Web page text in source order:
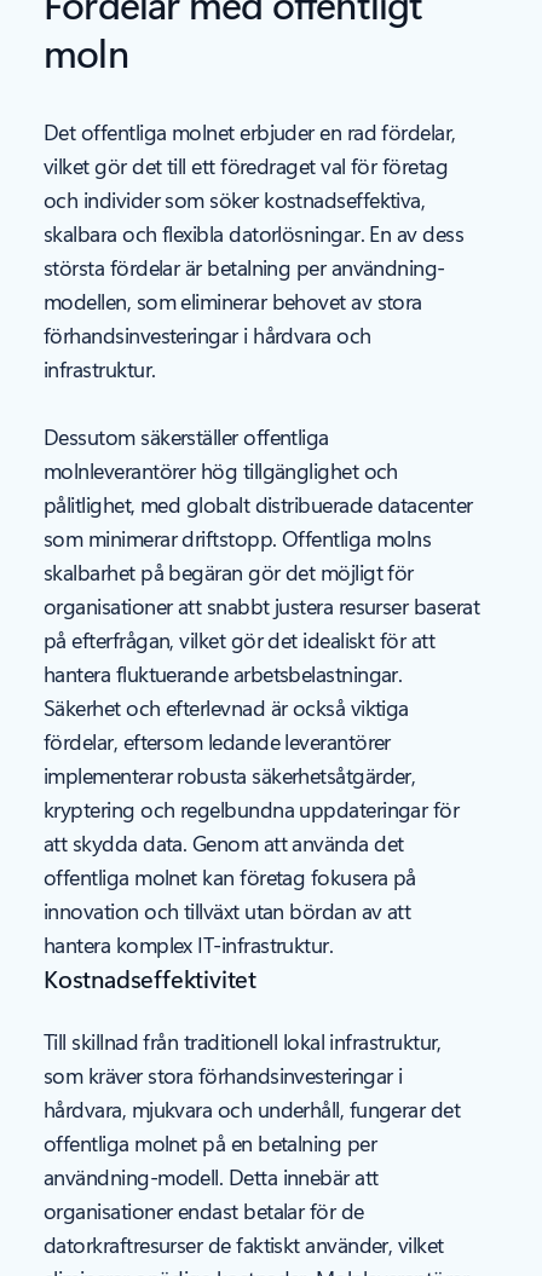
moln
Det offentliga molnet erbjuder en rad fördelar,
vilket gör det till ett föredraget val för företag
och individer som söker kostnadseffektiva,
skalbara och flexibla datorlösningar. En av dess
största fördelar är betalning per användning-
modellen, som eliminerar behovet av stora
förhandsinvesteringar i hårdvara och
infrastruktur.
Dessutom säkerställer offentliga
molnleverantörer hög tillgänglighet och
pålitlighet, med globalt distribuerade datacenter
som minimerar driftstopp. Offentliga molns
skalbarhet på begäran gör det möjligt för
organisationer att snabbt justera resurser baserat
på efterfrågan, vilket gör det idealiskt för att
hantera fluktuerande arbetsbelastningar.
Säkerhet och efterlevnad är också viktiga
fördelar, eftersom ledande leverantörer
implementerar robusta säkerhetsåtgärder,
kryptering och regelbundna uppdateringar för
att skydda data. Genom att använda det
offentliga molnet kan företag fokusera på
innovation och tillväxt utan bördan av att
hantera komplex IT-infrastruktur.
Kostnadseffektivitet
Till skillnad från traditionell lokal infrastruktur,
som kräver stora förhandsinvesteringar i
hårdvara, mjukvara och underhåll, fungerar det
offentliga molnet på en betalning per
användning-modell. Detta innebär att
organisationer endast betalar för de
datorkraftresurser de faktiskt använder, vilket